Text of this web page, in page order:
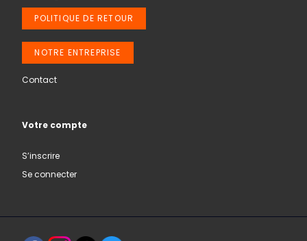
POLITIQUE DE RETOUR
NOTRE ENTREPRISE
Contact
Votre compte
S’inscrire
Se connecter